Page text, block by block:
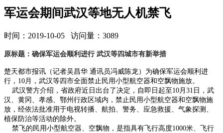
军运会期间武汉等地无人机禁飞
时间：2019-10-05 访问量：3089
原标题：确保军运会顺利进行 武汉等四城市有新举措
楚天都市报讯（记者吴昌华 通讯员冯威陈龙）为确保军运会顺利进
行，10月，武汉等四市全面禁止民用小型航空器和空飘物施放。
武汉警方介绍，省政府近日出台了决定，自即日起至10月31日，武
汉、黄冈、孝感、鄂州行政区域内，禁止民用小型航空器和空飘物施
放，经依法批准用于电视转播、航拍、警务、应急救援、气象探测、
植保防治等活动的除外。
禁飞的民用小型航空器、空飘物，是指具有飞行高度1000米、飞行